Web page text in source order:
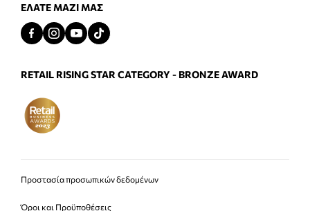
ΕΛΆΤΕ ΜΑΖΊ ΜΑΣ
RETAIL RISING STAR CATEGORY - BRONZE AWARD
Προστασία προσωπικών δεδομένων
Όροι και Προϋποθέσεις